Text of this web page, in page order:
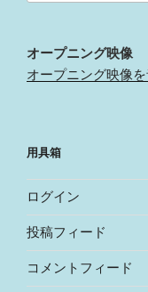
オープニング映像
オープニング映像を
用具箱
ログイン
投稿フィード
コメントフィード